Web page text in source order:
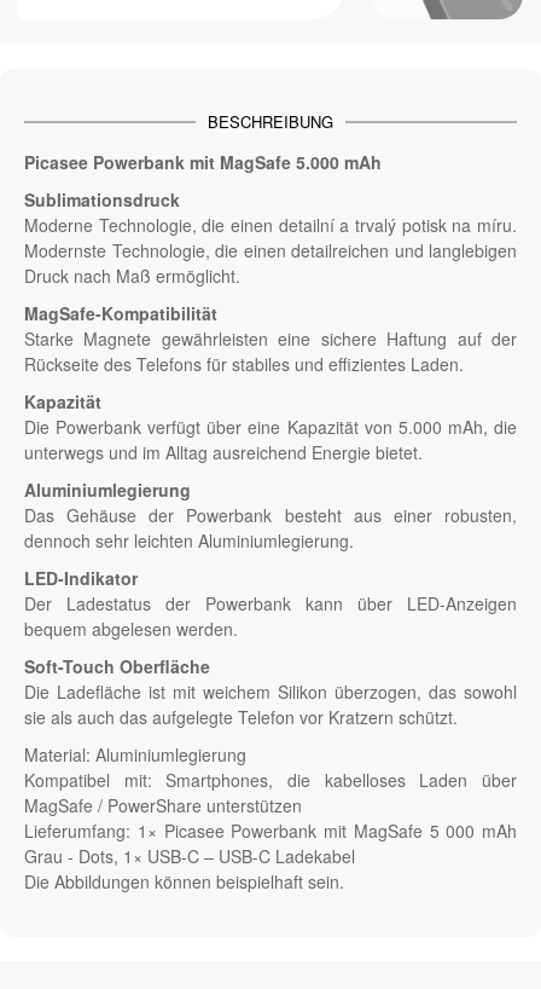
BESCHREIBUNG
Picasee Powerbank mit MagSafe 5.000 mAh
Sublimationsdruck
Moderne Technologie, die einen detailní a trvalý potisk na míru.
Modernste Technologie, die einen detailreichen und langlebigen
Druck nach Maß ermöglicht.
MagSafe-Kompatibilität
Starke Magnete gewährleisten eine sichere Haftung auf der
Rückseite des Telefons für stabiles und effizientes Laden.
Kapazität
Die Powerbank verfügt über eine Kapazität von 5.000 mAh, die
unterwegs und im Alltag ausreichend Energie bietet.
Aluminiumlegierung
Das Gehäuse der Powerbank besteht aus einer robusten,
dennoch sehr leichten Aluminiumlegierung.
LED-Indikator
Der Ladestatus der Powerbank kann über LED-Anzeigen
bequem abgelesen werden.
Soft-Touch Oberfläche
Die Ladefläche ist mit weichem Silikon überzogen, das sowohl
sie als auch das aufgelegte Telefon vor Kratzern schützt.
Material: Aluminiumlegierung
Kompatibel mit: Smartphones, die kabelloses Laden über
MagSafe / PowerShare unterstützen
Lieferumfang: 1× Picasee Powerbank mit MagSafe 5 000 mAh
Grau - Dots, 1× USB-C – USB-C Ladekabel
Die Abbildungen können beispielhaft sein.